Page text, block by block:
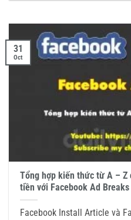
Tổng hợp kiến thức từ A –
tiền với Facebook Ad Breaks
Facebook Install Article và
31
Oct